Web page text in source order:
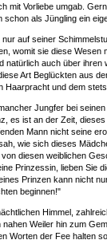
mit Vorliebe umgab.
schon als Jüngling ein
auf seiner
womit sie diese
natürlich auch über
Art Beglückten aus
Haarpracht und dem
Jungfer bei
es ist an der Zeit,
Mann nicht seine
wie sich dieses
diesen weiblichen
Prinzessin, lieben Sie
Prinzen kann nicht
beginnen!"
Himmel,
Weiler hin zum
Worten der Fee halten